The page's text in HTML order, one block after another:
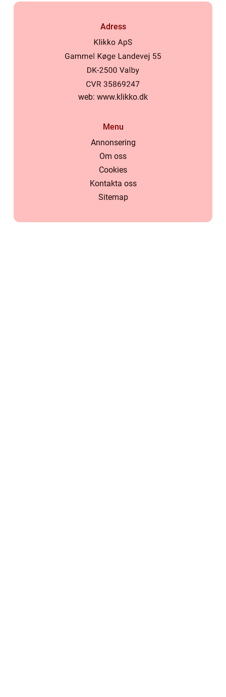
Adress
web: www.klikko.dk
Menu
Annonsering
Om oss
Cookies
Kontakta oss
Sitemap